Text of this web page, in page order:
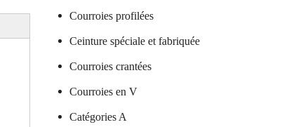
Courroies profilées
Ceinture spéciale et fabriquée
Courroies crantées
Courroies en V
Catégories A